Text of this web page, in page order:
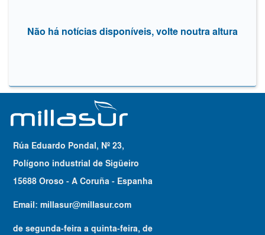
Não há notícias disponíveis, volte noutra altura
Rúa Eduardo Pondal, Nº 23,
Polígono industrial de Sigüeiro
15688 Oroso - A Coruña - Espanha
Email:millasur@millasur.com
de segunda-feira a quinta-feira, de